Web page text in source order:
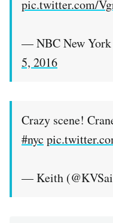
pic.twitter.com/
— NBC New
5, 2016
Crazy scene!
#nyc
— Keith